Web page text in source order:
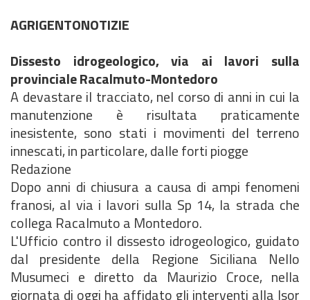
AGRIGENTONOTIZIE
Dissesto idrogeologico, via ai lavori sulla
provinciale Racalmuto-Montedoro
A devastare il tracciato, nel corso di anni in cui la
manutenzione è risultata praticamente
inesistente, sono stati i movimenti del terreno
innescati, in particolare, dalle forti piogge
Redazione
Dopo anni di chiusura a causa di ampi fenomeni
franosi, al via i lavori sulla Sp 14, la strada che
collega Racalmuto a Montedoro.
L'Ufficio contro il dissesto idrogeologico, guidato
dal presidente della Regione Siciliana Nello
Musumeci e diretto da Maurizio Croce, nella
giornata di oggi ha affidato gli interventi alla Isor